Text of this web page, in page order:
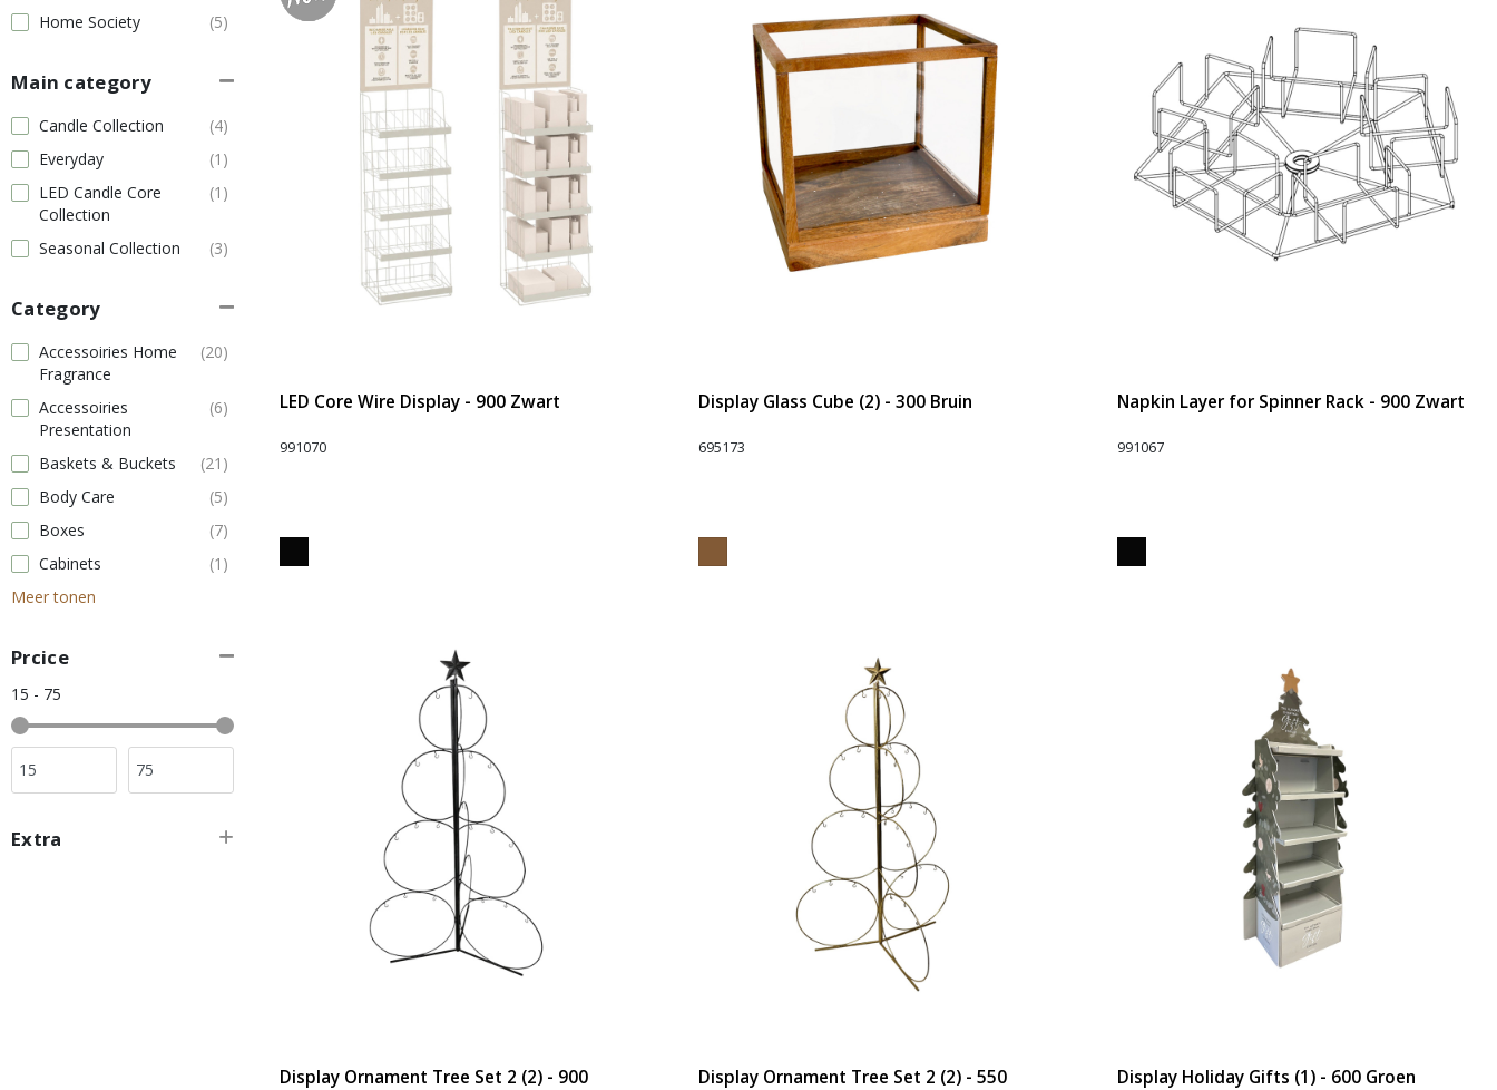
Home Society
(5)
Main category
Candle Collection
(4)
Everyday
(1)
LED Candle Core
Collection
(1)
Seasonal Collection (3)
Category
Accessoiries Home
Fragrance
(20)
Accessoiries
Presentation
(6)
Baskets & Buckets
(21)
Body Care
(5)
Boxes
(7)
Cabinets
(1)
Meer tonen
Prcice
15 - 75
Extra
LED Core Wire Display - 900 Zwart
991070
Display Glass Cube (2) - 300 Bruin
695173
Napkin Layer for Spinner Rack - 900 Zwart
991067
Display Ornament Tree Set 2 (2) - 900
Display Ornament Tree Set 2 (2) - 550
Display Holiday Gifts (1) - 600 Groen